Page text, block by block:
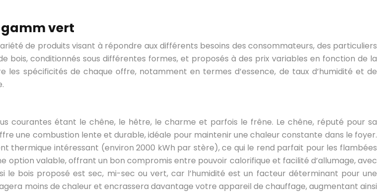
gamm vert
de produits visant à répondre aux différents besoins des consommateurs, des particuliers
bois, conditionnés sous différentes formes, et proposés à des prix variables en fonction de la
spécificités de chaque offre, notamment en termes d’essence, de taux d’humidité et de
courantes étant le chêne, le hêtre, le charme et parfois le frêne. Le chêne, réputé pour sa
une combustion lente et durable, idéale pour maintenir une chaleur constante dans le foyer.
thermique intéressant (environ 2000 kWh par stère), ce qui le rend parfait pour les flambées
option valable, offrant un bon compromis entre pouvoir calorifique et facilité d’allumage, avec
le bois proposé est sec, mi-sec ou vert, car l’humidité est un facteur déterminant pour une
moins de chaleur et encrassera davantage votre appareil de chauffage, augmentant ainsi